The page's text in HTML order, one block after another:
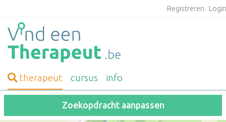
Registreren
therapeut cursus info
Zoekopdracht aanpassen